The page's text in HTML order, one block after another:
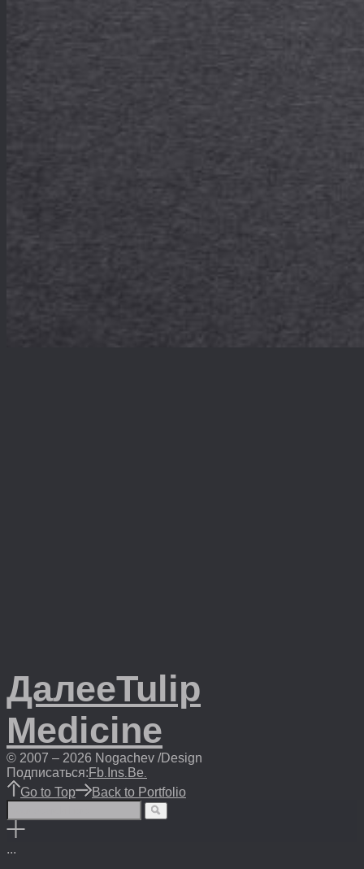
ДалееTulip
Medicine
© 2007 – 2026 Nogachev /Design
Подписаться:Fb. Ins. Be.
Go to Top Back to Portfolio
...